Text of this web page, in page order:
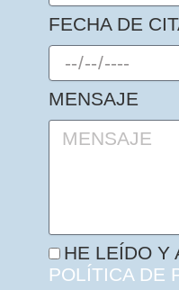
FECHA DE
MENSAJE
HE LEÍDO Y
POLÍTICA DE